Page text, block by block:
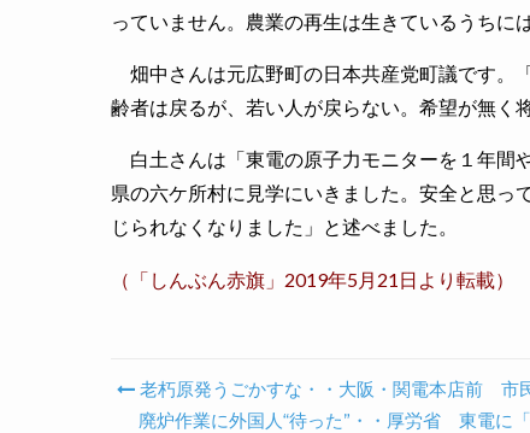
っていません。農業の再生は生きているうちに
畑中さんは元広野町の日本共産党町議です。
齢者は戻るが、若い人が戻らない。希望が無く
白土さんは「東電の原子力モニターを１年間
県の六ケ所村に見学にいきました。安全と思っ
じられなくなりました」と述べました。
（「しんぶん赤旗」2019年5月21日より転載）
Post navigation
老朽原発うごかすな・・大阪・関電本店前 市
廃炉作業に外国人“待った”・・厚労省 東電